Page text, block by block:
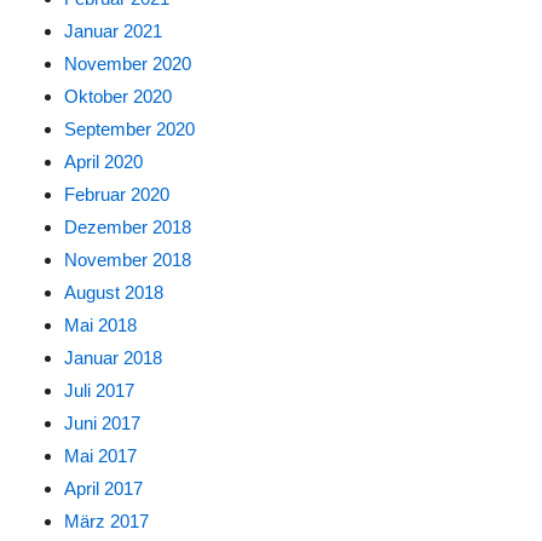
Januar 2021
November 2020
Oktober 2020
September 2020
April 2020
Februar 2020
Dezember 2018
November 2018
August 2018
Mai 2018
Januar 2018
Juli 2017
Juni 2017
Mai 2017
April 2017
März 2017